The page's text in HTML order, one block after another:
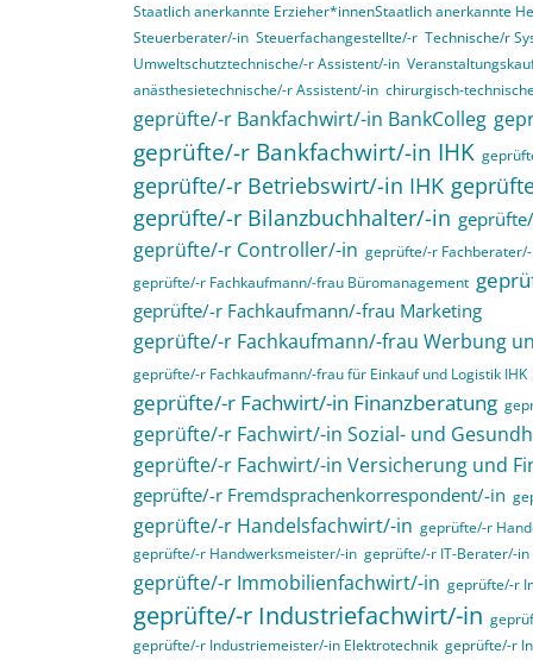
Staatlich anerkannte Erzieher*innenStaatlich anerkannte
Steuerberater/-in Steuerfachangestellte/-r Technische/r
Umweltschutztechnische/-r Assistent/-in
anästhesietechnische/-r Assistent/-in chirurgisch-
geprüfte/-r Bankfachwirt/-in BankColleg
geprüfte/-r Bankfachwirt/-in IHK
geprüfte/-r Betriebswirt/-in IHK
geprüfte/-r Bilanzbuchhalter/-in
geprüfte/-r Controller/-in geprüfte/-r
geprüfte/-r Fachkaufmann/-frau Büromanagement
geprüfte/-r Fachkaufmann/-frau Marketing
geprüfte/-r Fachkaufmann/-frau Werbung
geprüfte/-r Fachkaufmann/-frau für Einkauf und Logistik IHK
geprüfte/-r Fachwirt/-in Finanzberatung
geprüfte/-r Fachwirt/-in Sozial- und
geprüfte/-r Fachwirt/-in Versicherung und
geprüfte/-r Fremdsprachenkorrespondent/-in
geprüfte/-r Handelsfachwirt/-in geprüfte/-r
geprüfte/-r Handwerksmeister/-in geprüfte/-r IT-Berater/-in
geprüfte/-r Immobilienfachwirt/-in geprüfte/-r
geprüfte/-r Industriefachwirt/-in
geprüfte/-r Industriemeister/-in Elektrotechnik geprüfte/-r